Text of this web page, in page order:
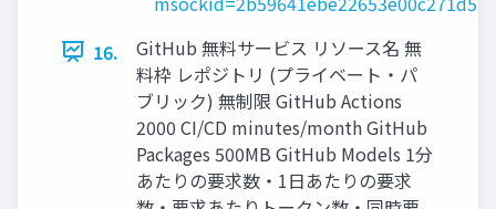
16.
GitHub 無料サービス リソース名 無
料枠 レポジトリ (プライベート・パ
ブリック) 無制限 GitHub Actions
2000 CI/CD minutes/month GitHub
Packages 500MB GitHub Models 1分
あたりの要求数・1日あたりの要求